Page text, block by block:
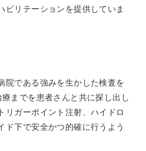
ビリテーションを提供していま
院である強みを生かした検査を
までを患者さんと共に探し出し
リガーポイント注射、ハイドロ
ド下で安全かつ的確に行うよう